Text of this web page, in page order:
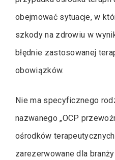
obejmować sytuacje, w
szkody na zdrowiu w
błędnie zastosowanej
obowiązków.
Nie ma specyficznego
nazwanego „OCP
ośrodków
zarezerwowane dla